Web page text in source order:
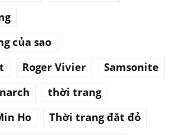
của sao
Roger Vivier
Samsonite
thời trang
Ho
Thời trang đắt đỏ